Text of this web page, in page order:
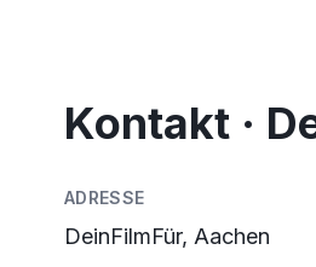
Kontakt ·
ADRESSE
DeinFilmFür, Aachen